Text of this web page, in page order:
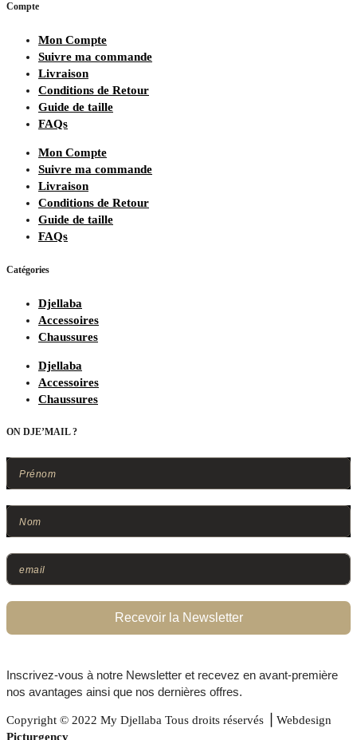
Compte
Mon Compte
Suivre ma commande
Livraison
Conditions de Retour
Guide de taille
FAQs
Mon Compte
Suivre ma commande
Livraison
Conditions de Retour
Guide de taille
FAQs
Catégories
Djellaba
Accessoires
Chaussures
Djellaba
Accessoires
Chaussures
ON DJE’MAIL ?
Recevoir la Newsletter
Inscrivez-vous à notre Newsletter et recevez en avant-première
nos avantages ainsi que nos dernières offres.
Copyright © 2022 My Djellaba Tous droits réservés ⎟ Webdesign
Picturgency